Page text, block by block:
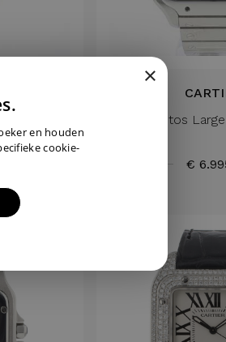
Santos
€
×
en houden
cookie-